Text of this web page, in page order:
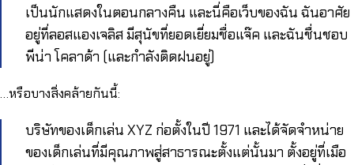
เป็นนักแสดงในตอนกลางคืน และนี่คือเว็บของฉัน ฉันอาศัย
อยู่ที่ลอสแองเจลิส มีสุนัขที่ยอดเยี่ยมชื่อแจ๊ค และฉันชื่นชอบ
พีน่า โคลาด้า (และกำลังติดฝนอยู่)
…หรือบางสิ่งคล้ายกันนี้:
บริษัทของเด็กเล่น XYZ ก่อตั้งในปี 1971 และได้จัดจำหน่าย
ของเด็กเล่นที่มีคุณภาพสู่สาธารณะตั้งแต่นั้นมา ตั้งอยู่ที่เมือ